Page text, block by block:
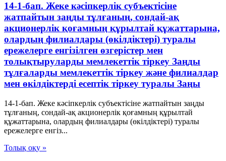
14-1-бап. Жеке кәсіпкерлік субъектісіне
жатпайтын заңды тұлғаның, сондай-ақ
акционерлік қоғамның құрылтай құжаттарына,
олардың филиалдары (өкілдіктері) туралы
ережелерге енгізілген өзгерістер мен
толықтыруларды мемлекеттік тіркеу Заңды
тұлғаларды мемлекеттік тіркеу және филиалдар
мен өкілдіктерді есептік тіркеу туралы Заңы
14-1-бап. Жеке кәсіпкерлік субъектісіне жатпайтын заңды
тұлғаның, сондай-ақ акционерлік қоғамның құрылтай
құжаттарына, олардың филиалдары (өкілдіктері) туралы
ережелерге енгіз...
Толық оқу »